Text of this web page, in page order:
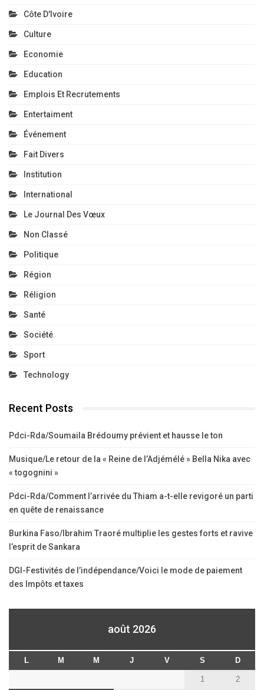
Côte D'Ivoire
Culture
Economie
Education
Emplois Et Recrutements
Entertaiment
Événement
Fait Divers
Institution
International
Le Journal Des Vœux
Non Classé
Politique
Région
Réligion
Santé
Société
Sport
Technology
Recent Posts
Pdci-Rda/Soumaila Brédoumy prévient et hausse le ton
Musique/Le retour de la « Reine de l’Adjémélé » Bella Nika avec
« togognini »
Pdci-Rda/Comment l’arrivée du Thiam a-t-elle revigoré un parti
en quête de renaissance
Burkina Faso/Ibrahim Traoré multiplie les gestes forts et ravive
l’esprit de Sankara
DGI-Festivités de l’indépendance/Voici le mode de paiement
des Impôts et taxes
août 2026
L M M J V S D
1 2